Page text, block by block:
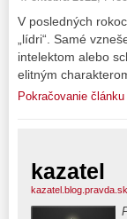
V posledných
„lídri“. Samé
intelektom alebo
elitným
Pokračovanie článku
kazatel
kazatel.blog.pravda.sk